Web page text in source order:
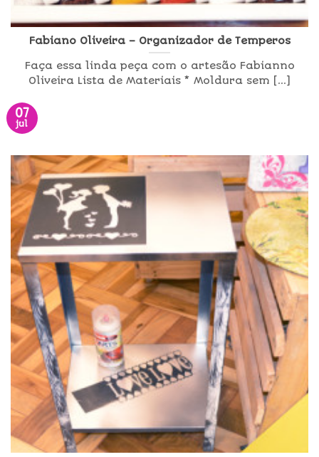
Fabiano Oliveira – Organizador de Temperos
Faça essa linda peça com o artesão Fabianno
Oliveira Lista de Materiais * Moldura sem [...]
07
jul